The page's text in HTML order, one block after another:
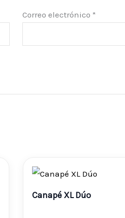
Correo electrónico *
Rango
Canapé XL Dúo